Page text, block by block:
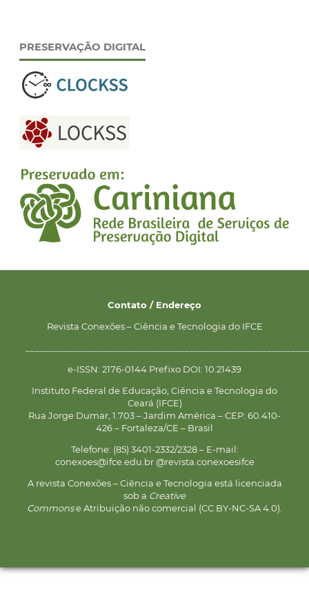
PRESERVAÇÃO DIGITAL
Contato / Endereço
Revista Conexões – Ciência e Tecnologia do IFCE
e-ISSN: 2176-0144 Prefixo DOI: 10.21439
Instituto Federal de Educação, Ciência e Tecnologia do
Ceará (IFCE)
Rua Jorge Dumar, 1.703 – Jardim América – CEP: 60.410-
426 – Fortaleza/CE – Brasil
Telefone: (85) 3401-2332/2328 – E-mail:
conexoes@ifce.edu.br @revista.conexoesifce
A revista Conexões – Ciência e Tecnologia está licenciada
sob a Creative
Commonse Atribuição não comercial (CC BY-NC-SA 4.0).